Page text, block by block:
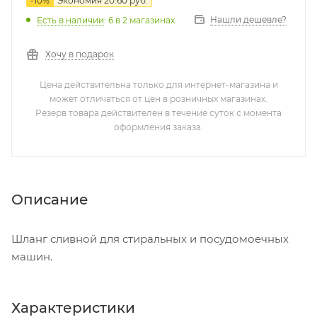
Есть в наличии: 6 в 2 магазинах Нашли дешевле?
Хочу в подарок
Цена действительна только для интернет-магазина и
может отличаться от цен в розничных магазинах.
Резерв товара действителен в течение суток с момента
оформления заказа.
Описание
Шланг сливной для стиральных и посудомоечных
машин.
Характеристики